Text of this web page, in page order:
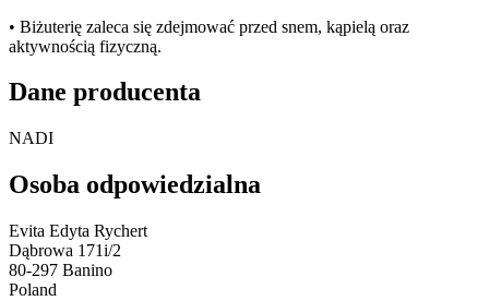
• Biżuterię zaleca się zdejmować przed snem, kąpielą oraz
aktywnością fizyczną.
Dane producenta
NADI
Osoba odpowiedzialna
Evita Edyta Rychert
Dąbrowa 171i/2
80-297 Banino
Poland